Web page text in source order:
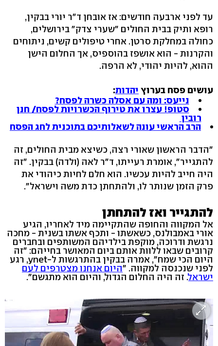
עד לפני ארבעה חודשים: אז אובחן ד"ר יורי בבקין,
רופא ותיק בבית החולים "שערי צדק" בירושלים,
כחולה במחלקת סרטן. אחרי טיפולים קשים, ניתוחים
והקרנות - הוא אושפז בהוספיס, אך החלום הישן
ההוא, להיות יהודי, לא הרפה.
עושים פסח בערוץ יהדות:
נייעס: ומה עם אסלה כשרה לפסח?
סטופ! עצרו את טירוף הכשרויות לפסח/ חנן
רובין
הרב הראשי עונה לשאלותיכם בתוכנית לחג הפסח
"הדבר הראשון שאורי רצה, כשיצא מבית החולים, זה
להתגייר", אומרת רעייתו, ד"ר לאה (ולדה) בבקין. "זה
היה חייב להיות עכשיו. הוא חלם לחיות כיהודי את
פרק הזמן שנותר לו, ולהתחתן כדת משה וישראל".
להתגייר ואז להתחתן
אל המקווה והחופה שהתקיימה מיד לאחריו, הגיע
אורי באמבולנס, כשאשתו - ותכף אשתו בשנית - מחכה
נרגשת ודרוכה, מוקפת בילדיהם המשותפים ובחברים
קרובים שבאו ללוות אותם ביום המאושר בחייהם: "זה
היום הכי שמח", אמרה בבקין בהתרגשות ל-ynet, רגע
לפני שנכנסה למקווה. "היום אנחנו מצטרפים לעם
ישראל. זה היה החלום הגדול, והיום הוא מתגשם".